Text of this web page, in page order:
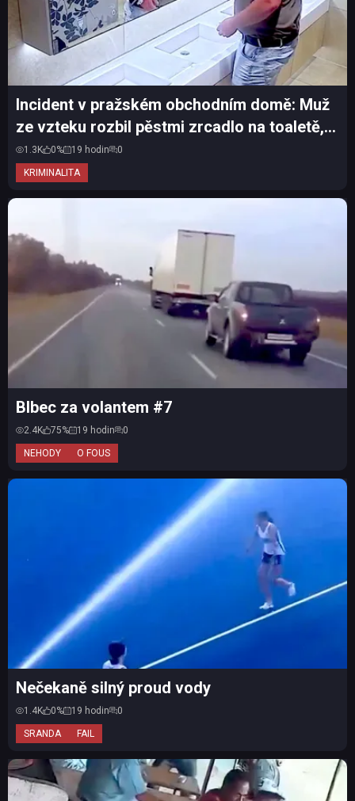
KRIMINALITA
Incident v pražském obchodním domě: Muž
ze vzteku rozbil pěstmi zrcadlo na toaletě,
hledá ho policie
1.3K 0% 19 hodin 0
NEHODY O FOUS
Blbec za volantem #7
2.4K 75% 19 hodin 0
SRANDA FAIL
Nečekaně silný proud vody
1.4K 0% 19 hodin 0